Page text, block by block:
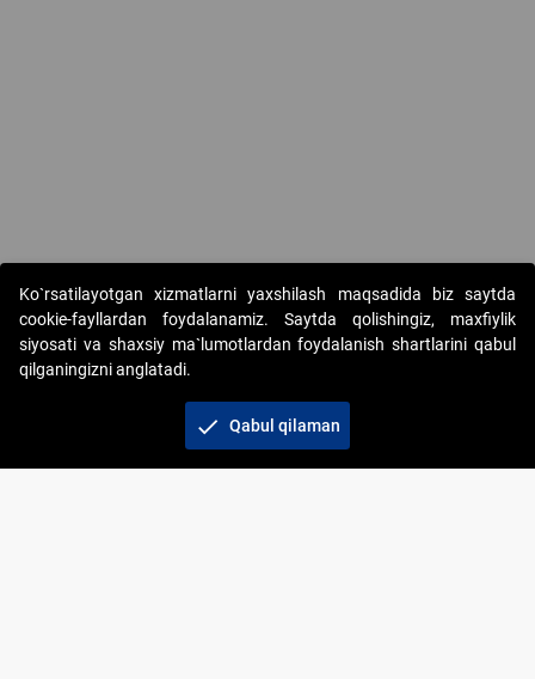
Copyright © 2017-2026. "Elektron onlayn-auksionlarni
tashkil etish" AJ. Barcha huquqlar himoyalangan
Ko`rsatilayotgan xizmatlarni yaxshilash maqsadida biz saytda
cookie-fayllardan foydalanamiz. Saytda qolishingiz, maxfiylik
siyosati va shaxsiy ma`lumotlardan foydalanish shartlarini qabul
qilganingizni anglatadi.
check Qabul qilaman